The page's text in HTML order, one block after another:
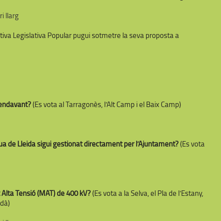
llarg
Legislativa Popular pugui sotmetre la seva proposta a
(Es vota al Tarragonès, l’Alt Camp i el Baix Camp)
de Lleida sigui gestionat directament per l’Ajuntament?(Es vota
Tensió (MAT) de 400 kV?(Es vota a la Selva, el Pla de l’Estany,